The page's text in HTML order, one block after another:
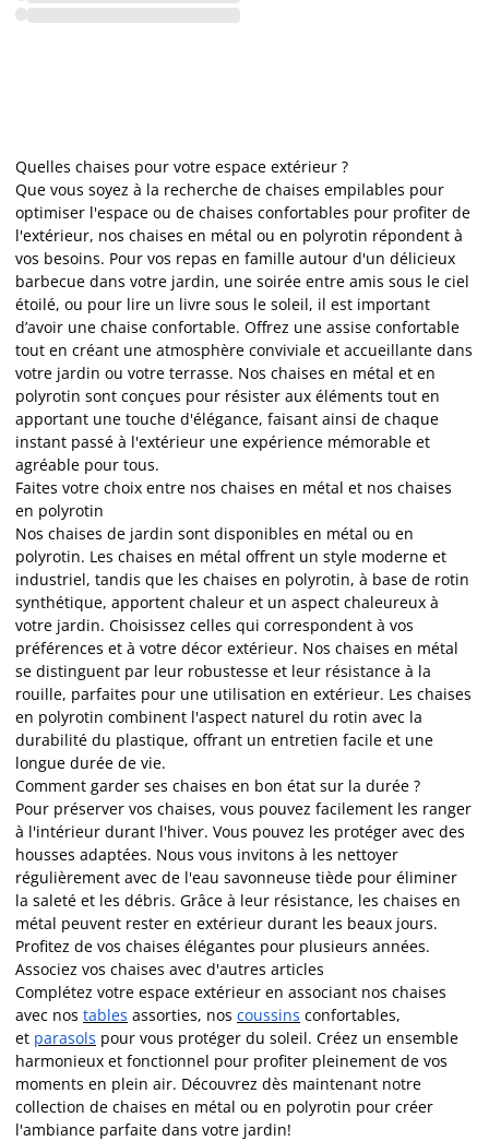
Quelles chaises pour votre espace extérieur ?
Que vous soyez à la recherche de chaises empilables pour
optimiser l'espace ou de chaises confortables pour profiter de
l'extérieur, nos chaises en métal ou en polyrotin répondent à
vos besoins. Pour vos repas en famille autour d'un délicieux
barbecue dans votre jardin, une soirée entre amis sous le ciel
étoilé, ou pour lire un livre sous le soleil, il est important
d’avoir une chaise confortable. Offrez une assise confortable
tout en créant une atmosphère conviviale et accueillante dans
votre jardin ou votre terrasse. Nos chaises en métal et en
polyrotin sont conçues pour résister aux éléments tout en
apportant une touche d'élégance, faisant ainsi de chaque
instant passé à l'extérieur une expérience mémorable et
agréable pour tous.
Faites votre choix entre nos chaises en métal et nos chaises
en polyrotin
Nos chaises de jardin sont disponibles en métal ou en
polyrotin. Les chaises en métal offrent un style moderne et
industriel, tandis que les chaises en polyrotin, à base de rotin
synthétique, apportent chaleur et un aspect chaleureux à
votre jardin. Choisissez celles qui correspondent à vos
préférences et à votre décor extérieur. Nos chaises en métal
se distinguent par leur robustesse et leur résistance à la
rouille, parfaites pour une utilisation en extérieur. Les chaises
en polyrotin combinent l'aspect naturel du rotin avec la
durabilité du plastique, offrant un entretien facile et une
longue durée de vie.
Comment garder ses chaises en bon état sur la durée ?
Pour préserver vos chaises, vous pouvez facilement les ranger
à l'intérieur durant l'hiver. Vous pouvez les protéger avec des
housses adaptées. Nous vous invitons à les nettoyer
régulièrement avec de l'eau savonneuse tiède pour éliminer
la saleté et les débris. Grâce à leur résistance, les chaises en
métal peuvent rester en extérieur durant les beaux jours.
Profitez de vos chaises élégantes pour plusieurs années.
Associez vos chaises avec d'autres articles
Complétez votre espace extérieur en associant nos chaises
avec nos tables assorties, nos coussins confortables,
et parasols pour vous protéger du soleil. Créez un ensemble
harmonieux et fonctionnel pour profiter pleinement de vos
moments en plein air. Découvrez dès maintenant notre
collection de chaises en métal ou en polyrotin pour créer
l'ambiance parfaite dans votre jardin!